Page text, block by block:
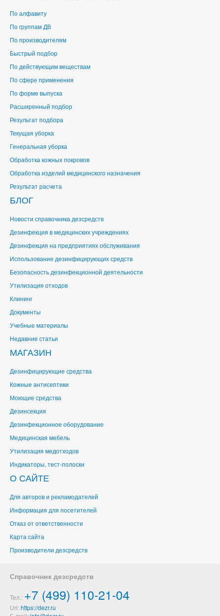
По алфавиту
По группам ДВ
По производителям
Быстрый подбор
По действующим веществам
По сфере применения
По форме выпуска
Расширенный подбор
Результат подбора
Текущая уборка
Генеральная уборка
Обработка кожных покровов
Обработка изделий медицинского назначения
Результат расчета
БЛОГ
Новости справочника дезсредств
Дезинфекция в медицинских учреждениях
Дезинфекция на предприятиях обслуживания
Использование дезинфицирующих средств
Безопасность дезинфекционной деятельности
Утилизация отходов
Клининг
Документы
Учебные материалы
Недавние статьи
МАГАЗИН
Дезинфицирующие средства
Кожные антисептики
Моющие средства
Дезинсекция
Дезинфекционное оборудование
Медицинская мебель
Утилизация медотходов
Индикаторы, тест-полоски
О САЙТЕ
Для авторов и рекламодателей
Информация для посетителей
Отказ от ответственности
Карта сайта
Производители дезсредств
Справочник дезсредств
Тел.: +7 (499) 110-21-04
Url: https://dezr.ru